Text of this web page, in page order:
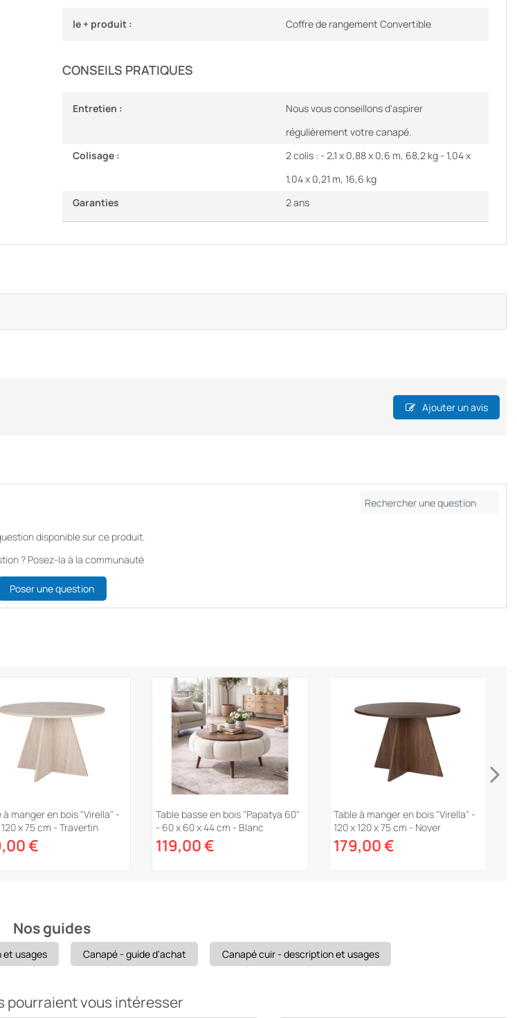
le + produit : Coffre de rangement Convertible
CONSEILS PRATIQUES
Entretien :
Nous vous conseillons d'aspirer
régulièrement votre canapé.
Colisage :
2 colis : - 2,1 x 0,88 x 0,6 m, 68,2 kg - 1,04 x
1,04 x 0,21 m, 16,6 kg
Garanties
2 ans
Ajouter un avis
disponible sur ce produit.
? Posez-la à la communauté
Poser une question
à manger en bois "Virella" -
120 x 75 cm - Travertin
€
Table basse en bois "Papatya 60"
- 60 x 60 x 44 cm - Blanc
119,00 €
Table à manger en bois "Virella" -
120 x 120 x 75 cm - Noyer
179,00 €
Nos guides
et usages Canapé - guide d'achat Canapé cuir - description et usages
pourraient vous intéresser